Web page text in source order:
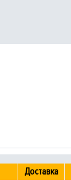
Доставка